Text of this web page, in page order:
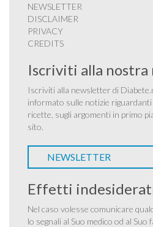
NEWSLETTER
DISCLAIMER
PRIVACY
CREDITS
Iscriviti alla
Iscriviti alla newsletter di
informato sulle notizie riguardanti
ricette, sugli argomenti in primo
sito.
NEWSLETTER
Effetti
Nel caso volesse comunicare
lo segnali al Suo medico od al Suo